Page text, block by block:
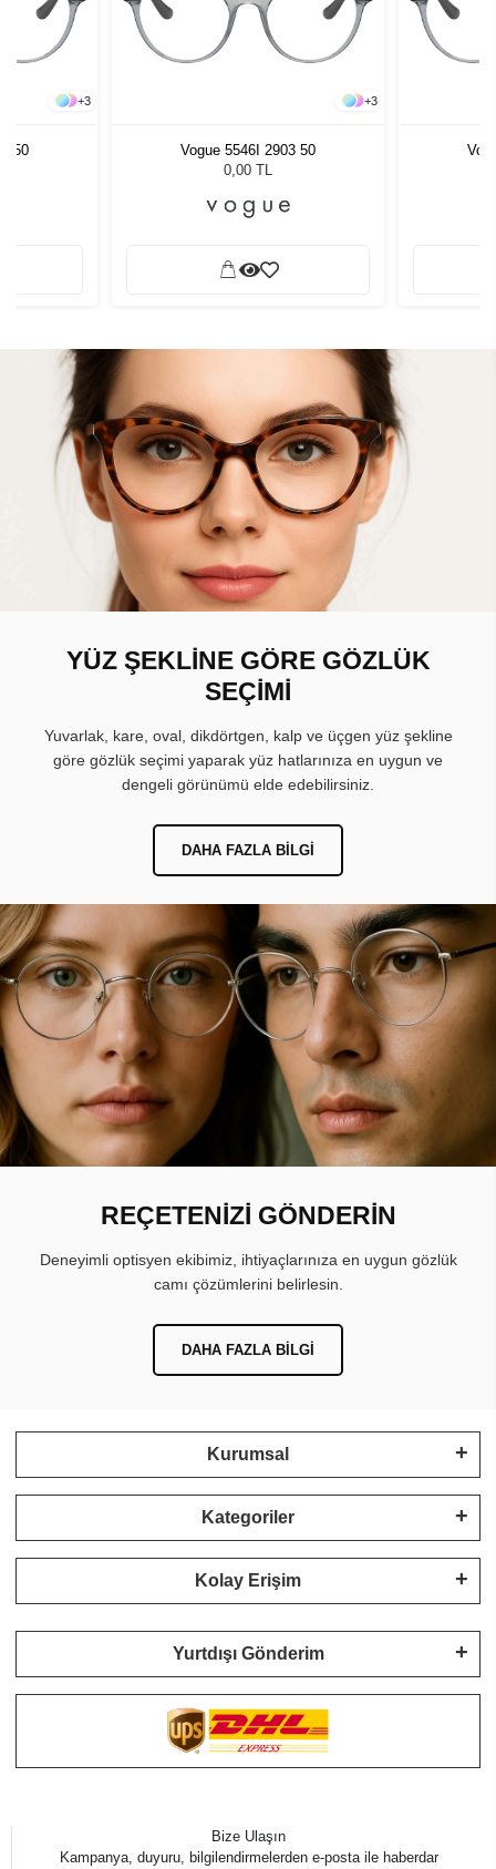
+3
50
+3
Vogue 5546I 2903 50
0,00 TL
YÜZ ŞEKLİNE GÖRE GÖZLÜK
SEÇİMİ
Yuvarlak, kare, oval, dikdörtgen, kalp ve üçgen yüz şekline
göre gözlük seçimi yaparak yüz hatlarınıza en uygun ve
dengeli görünümü elde edebilirsiniz.
DAHA FAZLA BILGI
REÇETENİZİ GÖNDERİN
Deneyimli optisyen ekibimiz, ihtiyaçlarınıza en uygun gözlük
camı çözümlerini belirlesin.
DAHA FAZLA BILGI
Kurumsal
Kategoriler
Kolay Erişim
Yurtdışı Gönderim
Bize Ulaşın
Kampanya, duyuru, bilgilendirmelerden e-posta ile haberdar